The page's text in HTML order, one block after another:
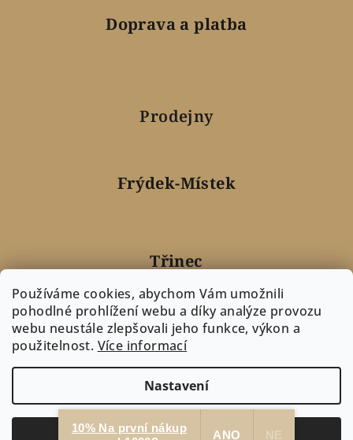
Používáme cookies, abychom Vám umožnili
pohodlné prohlížení webu a díky analýze provozu
webu neustále zlepšovali jeho funkce, výkon a
použitelnost. Více informací
Nastavení
Souhlasím
Doprava a platba
Prodejny
Frýdek-Místek
Třinec
Nový Jičín
Copyright 2026PREGOLD. Všechna práva vyhrazena.Upravit
nastavení cookies
10% Na první nákup
ANO NE